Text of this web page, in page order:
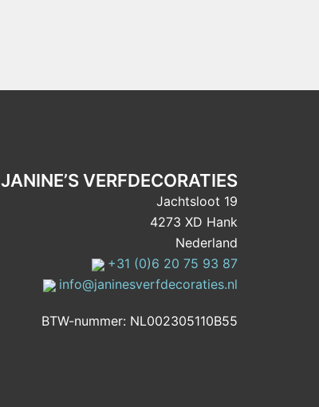
JANINE’S VERFDECORATIES
Jachtsloot 19
4273 XD Hank
Nederland
+31 (0)6 20 75 93 87
info@janinesverfdecoraties.nl
BTW-nummer: NL002305110B55